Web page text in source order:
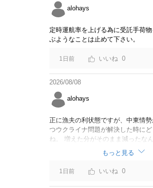
alohays
定時運航率を上げる為に受託手荷
ぶようなことは止めて下さい。
1日前 0
2026/08/08
alohays
正に漁夫の利状態ですが、中東情
つウクライナ問題が解決した時に
ね。 増えた分がそのまま減ったな
なければいいですが。
もっと見る
1日前 0